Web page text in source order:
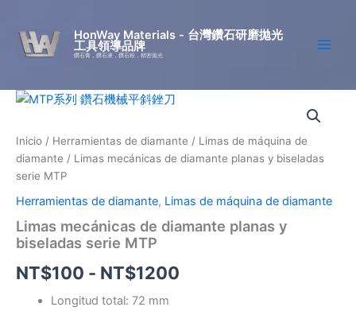
contenido
HonWay Materials - 台灣鑽石研磨拋光
工具領導品牌
鑽石膏，鑽石液，鑽石粉，精密拋光
Inicio / Herramientas de diamante / Limas de máquina de
diamante / Limas mecánicas de diamante planas y biseladas
serie MTP
Herramientas de diamante, Limas de máquina de diamante
Limas mecánicas de diamante planas y
biseladas serie MTP
NT$100 - NT$1200
de
precios:
NT$100
Longitud total: 72 mm
Limas
diamante
planas
y
serie
MTP
cantidad